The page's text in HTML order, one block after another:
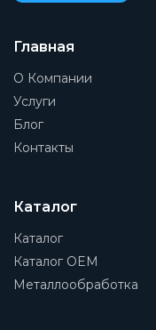
Главная
О Компании
Услуги
Блог
Контакты
Каталог
Каталог
Каталог OEM
Металлообработка